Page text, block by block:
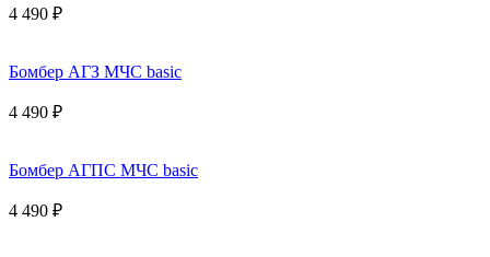
4 490 ₽
Бомбер АГЗ МЧС basic
4 490 ₽
Бомбер АГПС МЧС basic
4 490 ₽